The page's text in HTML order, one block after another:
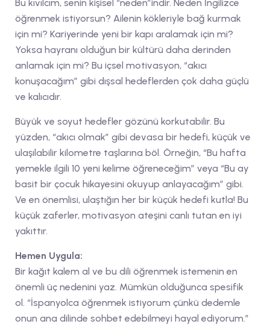
Bu kıvılcım, senin kişisel “neden”indir. Neden İngilizce
öğrenmek istiyorsun? Ailenin kökleriyle bağ kurmak
için mi? Kariyerinde yeni bir kapı aralamak için mi?
Yoksa hayranı olduğun bir kültürü daha derinden
anlamak için mi? Bu içsel motivasyon, “akıcı
konuşacağım” gibi dışsal hedeflerden çok daha güçlü
ve kalıcıdır.
Büyük ve soyut hedefler gözünü korkutabilir. Bu
yüzden, “akıcı olmak” gibi devasa bir hedefi, küçük ve
ulaşılabilir kilometre taşlarına böl. Örneğin, “Bu hafta
yemekle ilgili 10 yeni kelime öğreneceğim” veya “Bu ay
basit bir çocuk hikayesini okuyup anlayacağım” gibi.
Ve en önemlisi, ulaştığın her bir küçük hedefi kutla! Bu
küçük zaferler, motivasyon ateşini canlı tutan en iyi
yakıttır.
Hemen Uygula:
Bir kağıt kalem al ve bu dili öğrenmek istemenin en
önemli üç nedenini yaz. Mümkün olduğunca spesifik
ol. “İspanyolca öğrenmek istiyorum çünkü dedemle
onun ana dilinde sohbet edebilmeyi hayal ediyorum.”